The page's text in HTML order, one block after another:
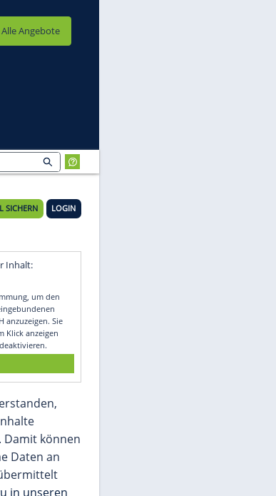
CLOUD
KOSTENLOSE E-MAIL SICHERN
Empfohlener externer Inhalt:
Glomex GmbH
Wir benötigen Ihre Zustimmung, um den
von unserer Redaktion eingebundenen
Inhalt von Glomex GmbH anzuzeigen. Sie
können diesen mit einem Klick anzeigen
jetzt aktivieren
Ich bin damit einverstanden,